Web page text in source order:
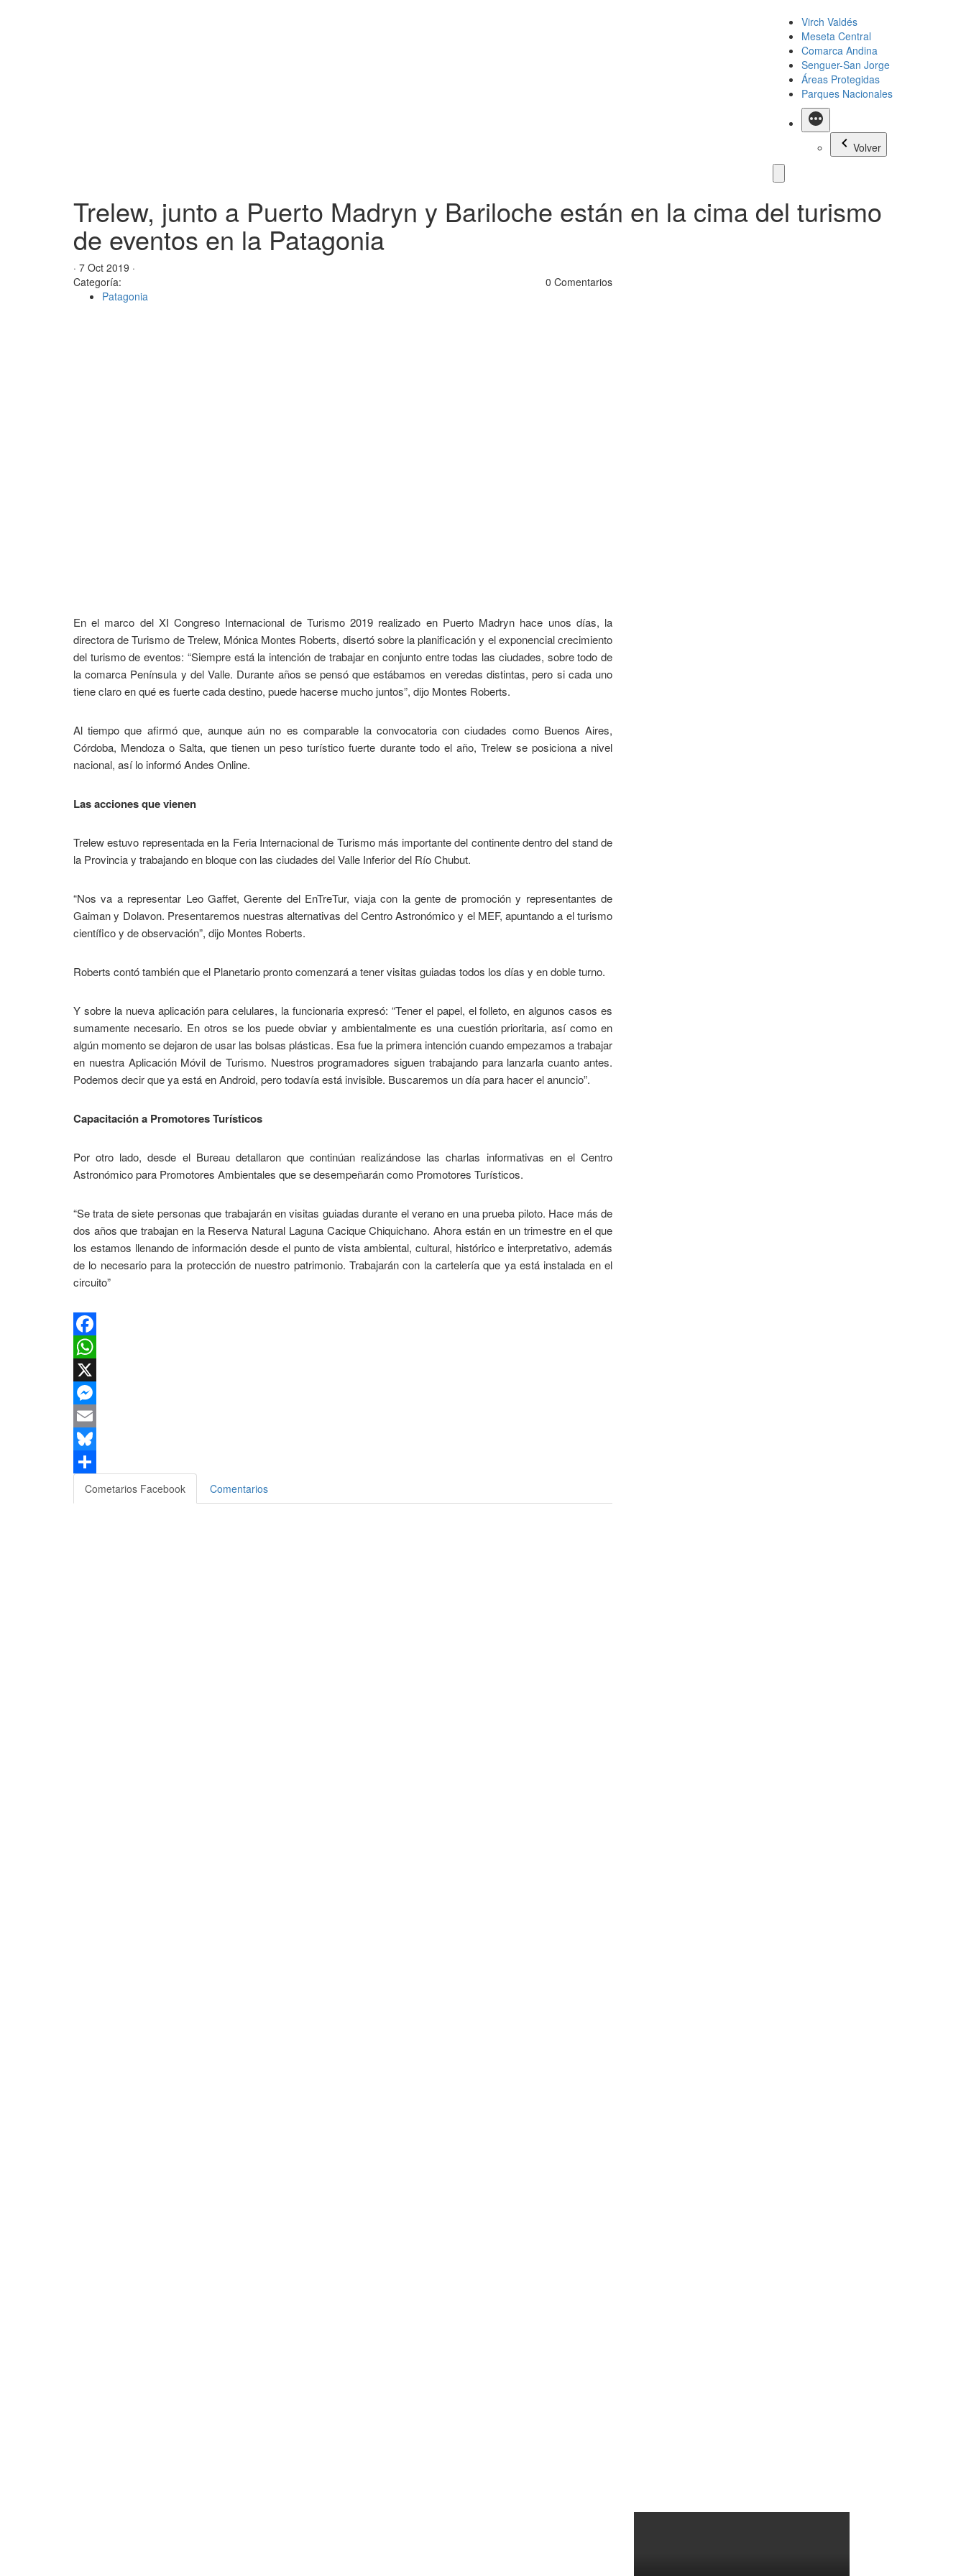
Virch Valdés
Meseta Central
Comarca Andina
Senguer-San Jorge
Áreas Protegidas
Parques Nacionales
Más
Volver
Trelew, junto a Puerto Madryn y Bariloche están en la cima del turismo
de eventos en la Patagonia
· 7 Oct 2019 ·
Categoría:
Patagonia
0 Comentarios
En el marco del XI Congreso Internacional de Turismo 2019 realizado en Puerto Madryn hace unos días, la
directora de Turismo de Trelew, Mónica Montes Roberts, disertó sobre la planificación y el exponencial crecimiento
del turismo de eventos: “Siempre está la intención de trabajar en conjunto entre todas las ciudades, sobre todo de
la comarca Península y del Valle. Durante años se pensó que estábamos en veredas distintas, pero si cada uno
tiene claro en qué es fuerte cada destino, puede hacerse mucho juntos”, dijo Montes Roberts.
Al tiempo que afirmó que, aunque aún no es comparable la convocatoria con ciudades como Buenos Aires,
Córdoba, Mendoza o Salta, que tienen un peso turístico fuerte durante todo el año, Trelew se posiciona a nivel
nacional, así lo informó Andes Online.
Las acciones que vienen
Trelew estuvo representada en la Feria Internacional de Turismo más importante del continente dentro del stand de
la Provincia y trabajando en bloque con las ciudades del Valle Inferior del Río Chubut.
“Nos va a representar Leo Gaffet, Gerente del EnTreTur, viaja con la gente de promoción y representantes de
Gaiman y Dolavon. Presentaremos nuestras alternativas del Centro Astronómico y el MEF, apuntando a el turismo
científico y de observación”, dijo Montes Roberts.
Roberts contó también que el Planetario pronto comenzará a tener visitas guiadas todos los días y en doble turno.
Y sobre la nueva aplicación para celulares, la funcionaria expresó: “Tener el papel, el folleto, en algunos casos es
sumamente necesario. En otros se los puede obviar y ambientalmente es una cuestión prioritaria, así como en
algún momento se dejaron de usar las bolsas plásticas. Esa fue la primera intención cuando empezamos a trabajar
en nuestra Aplicación Móvil de Turismo. Nuestros programadores siguen trabajando para lanzarla cuanto antes.
Podemos decir que ya está en Android, pero todavía está invisible. Buscaremos un día para hacer el anuncio”.
Capacitación a Promotores Turísticos
Por otro lado, desde el Bureau detallaron que continúan realizándose las charlas informativas en el Centro
Astronómico para Promotores Ambientales que se desempeñarán como Promotores Turísticos.
“Se trata de siete personas que trabajarán en visitas guiadas durante el verano en una prueba piloto. Hace más de
dos años que trabajan en la Reserva Natural Laguna Cacique Chiquichano. Ahora están en un trimestre en el que
los estamos llenando de información desde el punto de vista ambiental, cultural, histórico e interpretativo, además
de lo necesario para la protección de nuestro patrimonio. Trabajarán con la cartelería que ya está instalada en el
circuito”
Facebook
WhatsApp
X
Messenger
Email
Bluesky
Compartir
Cometarios Facebook Comentarios